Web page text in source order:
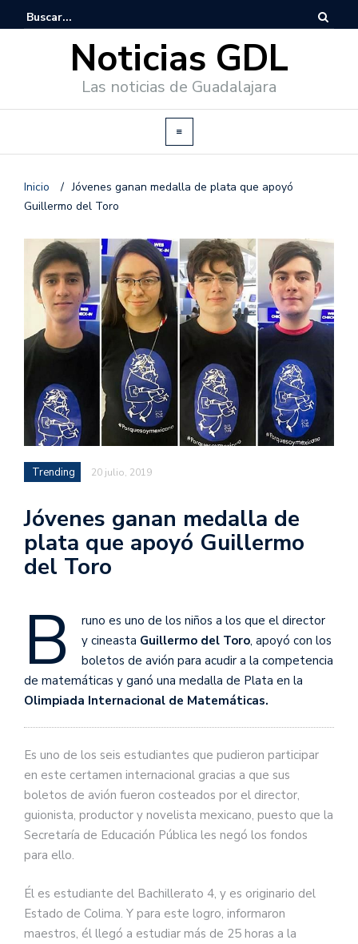
Noticias GDL
Las noticias de Guadalajara
Inicio / Jóvenes ganan medalla de plata que apoyó
Guillermo del Toro
Trending 20 julio, 2019
Jóvenes ganan medalla de
plata que apoyó Guillermo
del Toro
B
runo es uno de los niños a los que el director
y cineasta Guillermo del Toro, apoyó con los
boletos de avión para acudir a la competencia
de matemáticas y ganó una medalla de Plata en la
Olimpiada Internacional de Matemáticas.
Es uno de los seis estudiantes que pudieron participar
en este certamen internacional gracias a que sus
boletos de avión fueron costeados por el director,
guionista, productor y novelista mexicano, puesto que la
Secretaría de Educación Pública les negó los fondos
para ello.
Él es estudiante del Bachillerato 4, y es originario del
Estado de Colima. Y para este logro, informaron
maestros, él llegó a estudiar más de 25 horas a la